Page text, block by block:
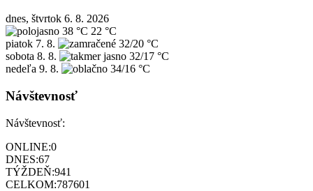
dnes, štvrtok 6. 8. 2026
38 °C 22 °C
piatok 7. 8.
32/20 °C
sobota 8. 8.
32/17 °C
nedeľa 9. 8. 34/16 °C
Návštevnosť
Návštevnosť:
ONLINE:0
DNES:67
TÝŽDEŇ:941
CELKOM:787601